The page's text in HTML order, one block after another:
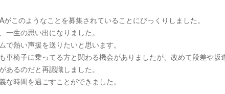
このようなことを募集されていることにびっくりしました。
生の思い出になりました。
熱い声援を送りたいと思います。
椅子に乗ってる方と関わる機会がありましたが、改めて段差や坂
るのだと再認識しました。
時間を過ごすことができました。